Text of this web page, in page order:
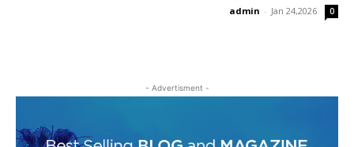
admin - Jan 24,2026 0
- Advertisment -